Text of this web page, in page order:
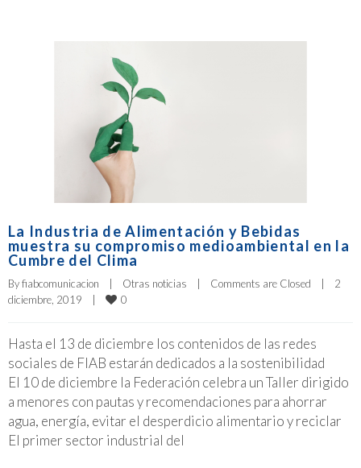
La Industria de Alimentación y Bebidas
muestra su compromiso medioambiental en la
Cumbre del Clima
By fiabcomunicacion Otras noticias Comments are Closed
2
diciembre, 2019
0
Hasta el 13 de diciembre los contenidos de las redes
sociales de FIAB estarán dedicados a la sostenibilidad
El 10 de diciembre la Federación celebra un Taller dirigido
a menores con pautas y recomendaciones para ahorrar
agua, energía, evitar el desperdicio alimentario y reciclar
El primer sector industrial del